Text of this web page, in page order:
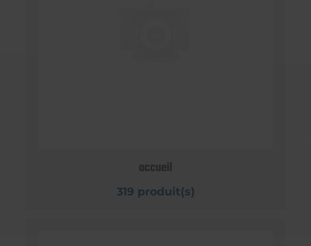
accueil
319 produit(s)